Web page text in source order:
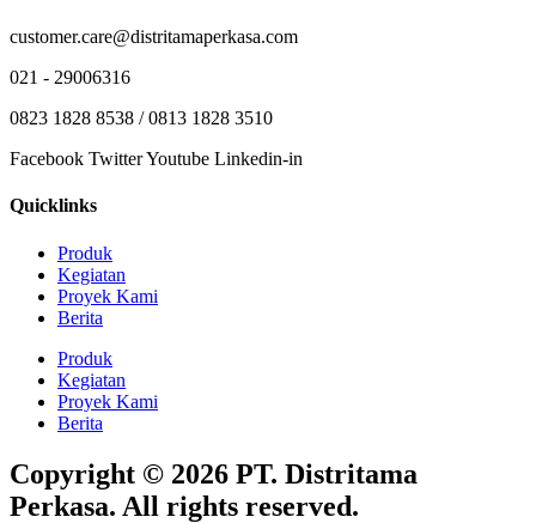
customer.care@distritamaperkasa.com
021 - 29006316
0823 1828 8538 / 0813 1828 3510
Facebook TwitterYoutube Linkedin-in
Quicklinks
Produk
Kegiatan
Proyek Kami
Berita
Produk
Kegiatan
Proyek Kami
Berita
Copyright © 2026 PT. Distritama
Perkasa. All rights reserved.